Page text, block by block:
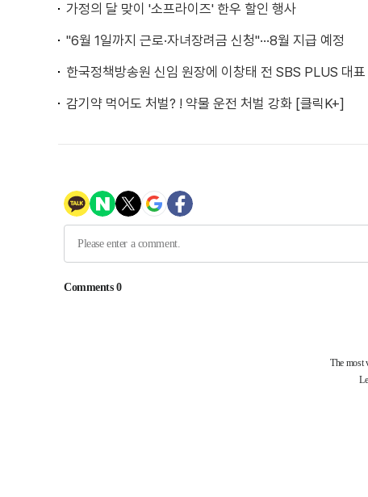
가정의 달 맞이 '소프라이즈' 한우 할인 행사
"6월 1일까지 근로·자녀장려금 신청"···8월 지급 예정
한국정책방송원 신임 원장에 이창태 전 SBS PLUS 대표
감기약 먹어도 처벌? ! 약물 운전 처벌 강화 [클릭K+]